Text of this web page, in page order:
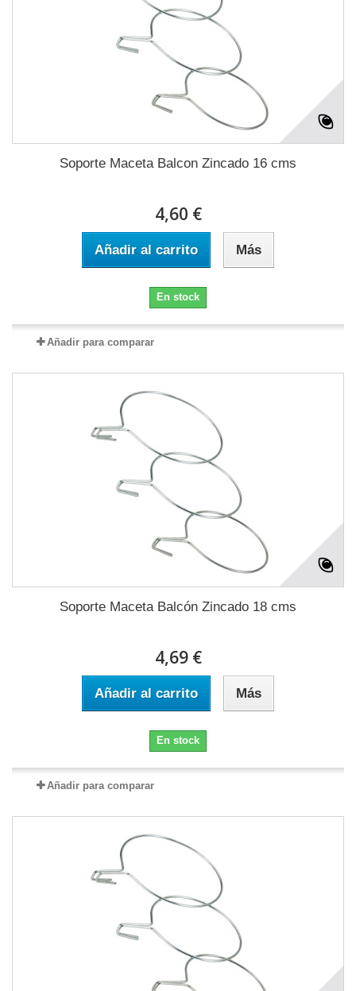
Soporte Maceta Balcon Zincado 16 cms
4,60 €
Añadir al carrito Más
En stock
Añadir para comparar
Soporte Maceta Balcón Zincado 18 cms
4,69 €
Añadir al carrito Más
En stock
Añadir para comparar